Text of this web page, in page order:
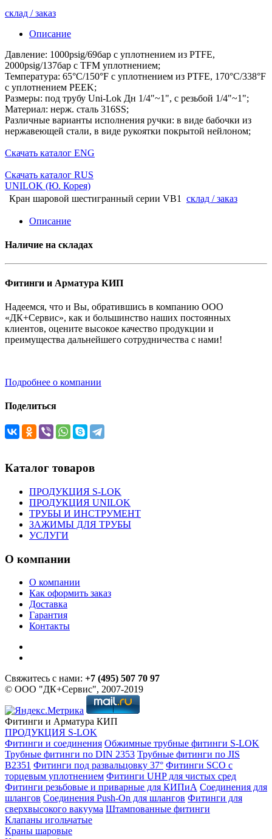
склад / заказ
Описание
Давление: 1000psig/69бар с уплотнением из PTFE,
2000psig/137бар с TFM уплотнением;
Температура: 65°C/150°F с уплотнением из PTFE, 170°C/338°F
с уплотнением PEEK;
Размеры: под трубу Uni-Lok Дн 1/4"~1", с резьбой 1/4"~1";
Материал: нерж. сталь 316SS;
Различные варианты исполнения ручки: в виде бабочки из
нержавеющей стали, в виде рукоятки покрытой нейлоном;
Скачать каталог ENG
Скачать каталог RUS
UNILOK (Ю. Корея)
Кран шаровой шестигранный серии VB1
склад / заказ
Описание
Наличие на складах
Фитинги и Арматура КИП
Надеемся, что и Вы, обратившись в компанию ООО
«ДК+Сервис», как и большинство наших постоянных
клиентов, оцените высокое качество продукции и
преимущества дальнейшего сотрудничества с нами!
Подробнее о компании
Поделиться
Каталог товаров
ПРОДУКЦИЯ S-LOK
ПРОДУКЦИЯ UNILOK
ТРУБЫ И ИНСТРУМЕНТ
ЗАЖИМЫ ДЛЯ ТРУБЫ
УСЛУГИ
О компании
О компании
Как оформить заказ
Доставка
Гарантия
Контакты
Свяжитесь с нами: +7 (495) 507 70 97
© ООО "ДК+Сервис", 2007-2019
Фитинги и Арматура КИП
ПРОДУКЦИЯ S-LOK
Фитинги и соединения Обжимные трубные фитинги S-LOK
Трубные фитинги по DIN 2353 Трубные фитинги по JIS
B2351 Фитинги под развальцовку 37° Фитинги SCO с
торцевым уплотнением Фитинги UHP для чистых сред
Фитинги резьбовые и приварные для КИПиА Соединения для
шлангов Соединения Push-On для шлангов Фитинги для
сверхвысокого вакуума Штампованные фитинги
Клапаны игольчатые
Краны шаровые